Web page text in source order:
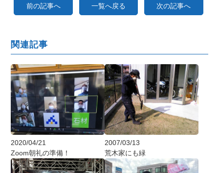
前の記事へ 一覧へ戻る 次の記事へ
関連記事
2020/04/21
Zoom朝礼の準備！
2007/03/13
荒木家にも緑